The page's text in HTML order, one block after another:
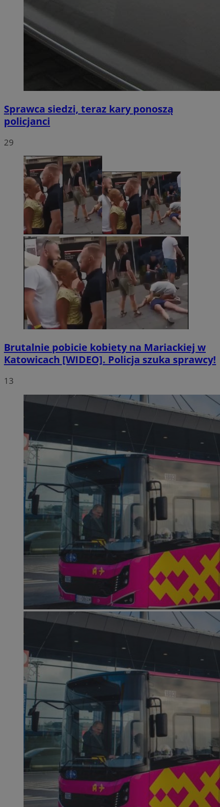
Sprawca siedzi, teraz kary ponoszą
policjanci
29
Brutalnie pobicie kobiety na Mariackiej w
Katowicach [WIDEO]. Policja szuka sprawcy!
13